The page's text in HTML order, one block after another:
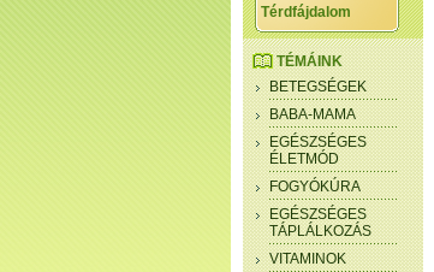
Térdfájdalom
TÉMÁINK
BETEGSÉGEK
BABA-MAMA
EGÉSZSÉGES
ÉLETMÓD
FOGYÓKÚRA
EGÉSZSÉGES
TÁPLÁLKOZÁS
VITAMINOK